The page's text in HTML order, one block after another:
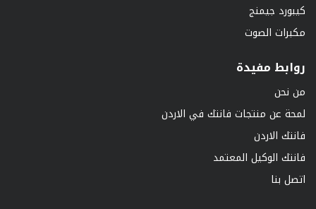
كيبورد جيمنج
مكبرات الصوت
روابط مفيدة
من نحن
لمحة عن منتجات فانتك في الاردن
فانتك الاردن
فانتك الوكيل المعتمد
اتصل بنا